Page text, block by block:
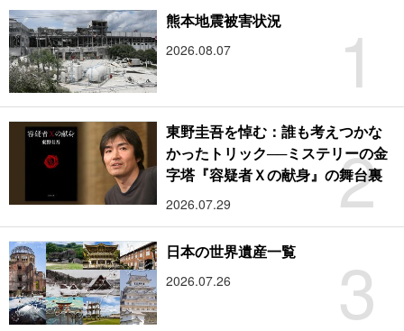
1
熊本地震被害状況
2026.08.07
2
東野圭吾を悼む：誰も考えつかな
かったトリック──ミステリーの金
字塔『容疑者Ｘの献身』の舞台裏
2026.07.29
3
日本の世界遺産一覧
2026.07.26